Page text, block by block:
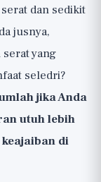
dan sedikit
jusnya,
yang
seledri?
jika Anda
utuh lebih
di